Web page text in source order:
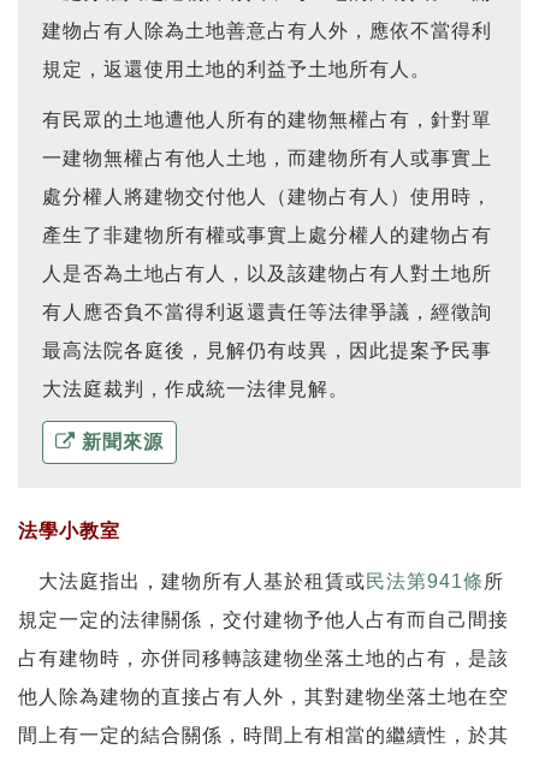
建物占有人除為土地善意占有人外，應依不當得利
規定，返還使用土地的利益予土地所有人。
有民眾的土地遭他人所有的建物無權占有，針對單
一建物無權占有他人土地，而建物所有人或事實上
處分權人將建物交付他人（建物占有人）使用時，
產生了非建物所有權或事實上處分權人的建物占有
人是否為土地占有人，以及該建物占有人對土地所
有人應否負不當得利返還責任等法律爭議，經徵詢
最高法院各庭後，見解仍有歧異，因此提案予民事
大法庭裁判，作成統一法律見解。
新聞來源
法學小教室
大法庭指出，建物所有人基於租賃或民法第941條 所
規定一定的法律關係，交付建物予他人占有而自己間接
占有建物時，亦併同移轉該建物坐落土地的占有，是該
他人除為建物的直接占有人外，其對建物坐落土地在空
間上有一定的結合關係，時間上有相當的繼續性，於其